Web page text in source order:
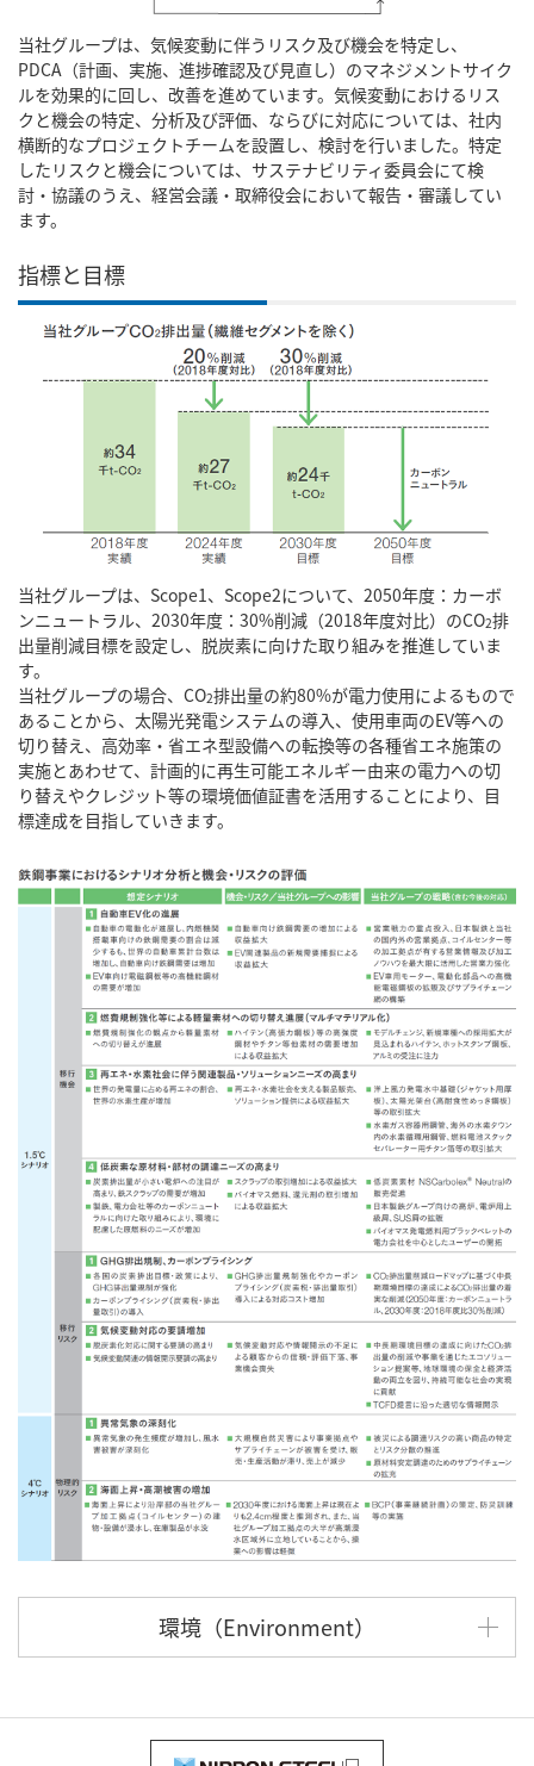
当社グループは、気候変動に伴うリスク及び機会を特定し、
PDCA（計画、実施、進捗確認及び見直し）のマネジメントサイク
ルを効果的に回し、改善を進めています。気候変動におけるリス
クと機会の特定、分析及び評価、ならびに対応については、社内
横断的なプロジェクトチームを設置し、検討を行いました。特定
したリスクと機会については、サステナビリティ委員会にて検
討・協議のうえ、経営会議・取締役会において報告・審議してい
ます。
指標と目標
当社グループは、Scope1、Scope2について、2050年度：カーボ
ンニュートラル、2030年度：30%削減（2018年度対比）のCO2排
出量削減目標を設定し、脱炭素に向けた取り組みを推進していま
す。
当社グループの場合、CO2排出量の約80%が電力使用によるもので
あることから、太陽光発電システムの導入、使用車両のEV等への
切り替え、高効率・省エネ型設備への転換等の各種省エネ施策の
実施とあわせて、計画的に再生可能エネルギー由来の電力への切
り替えやクレジット等の環境価値証書を活用することにより、目
標達成を目指していきます。
環境（Environment）